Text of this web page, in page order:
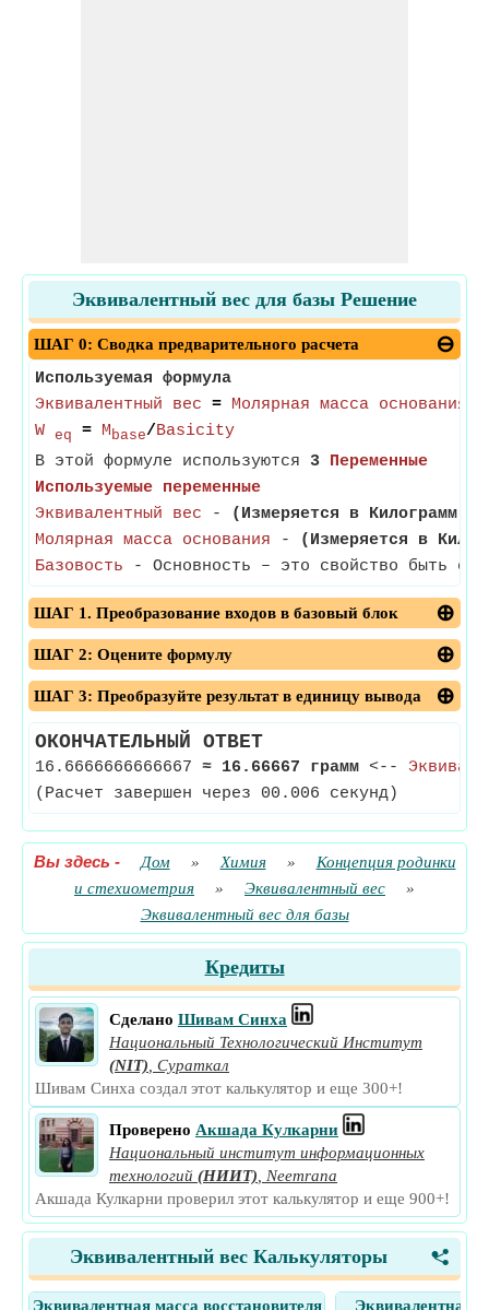
Эквивалентный вес для базы Решение
ШАГ 0: Сводка предварительного расчета
Используемая формула
Эквивалентный вес = Молярная масса основания
W
eq = Mbase/Basicity
В этой формуле используются 3 Переменные
Используемые переменные
Эквивалентный вес - (Измеряется в Килограмм)
Молярная масса основания -
(Измеряется в
Базовость - Основность – это свойство быть
ШАГ 1. Преобразование входов в базовый блок
ШАГ 2: Оцените формулу
ШАГ 3: Преобразуйте результат в единицу вывода
ОКОНЧАТЕЛЬНЫЙ ОТВЕТ
16.6666666666667 ≈ 16.66667 грамм <--
(Расчет завершен через 00.006 секунд)
Вы здесь - Дом » Химия »
Концепция родинки
и стехиометрия
» Эквивалентный вес
»
Эквивалентный вес для базы
Кредиты
Сделано Шивам Синха
Национальный Технологический Институт
(NIT) Сураткал
Шивам Синха создал этот калькулятор и еще 300+!
Проверено Акшада Кулкарни
Национальный институт информационных
технологий (НИИТ)
Neemrana
Акшада Кулкарни проверил этот калькулятор и еще 900+!
<
Эквивалентный вес Калькуляторы
Эквивалентная масса восстановителя
Эквивалентная